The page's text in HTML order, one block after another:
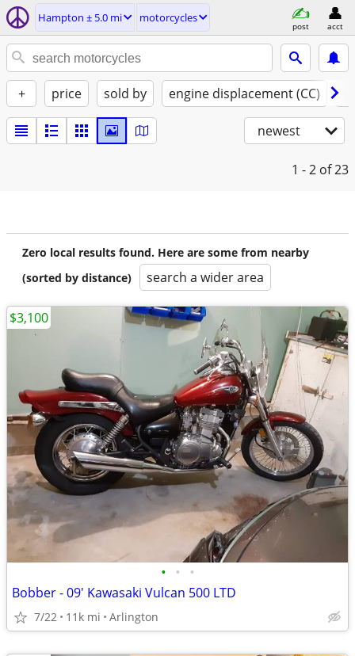
Hampton ± 5.0 mi motorcycles
post acct
+ price sold by engine displacement (CC)
newest
1 - 2 of 23
Zero local results found. Here are some from nearby
(sorted by distance)
search a wider area
• • •
Bobber - 09' Kawasaki Vulcan 500 LTD
7/22 11k mi Arlington
$3,100